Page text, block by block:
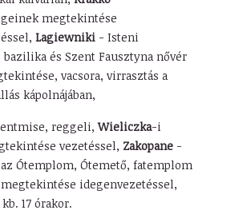
megtekintése
Lagiewniki - Isteni
és Szent Fausztyna nővér
vacsora, virrasztás a
kápolnájában,
reggeli,Wieliczka-i
vezetéssel, Zakopane -
Ótemplom, Ótemető, fatemplom
megtekintése idegenvezetéssel,
17 órakor.